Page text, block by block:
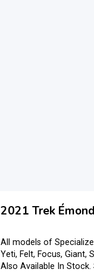
2021 Trek
All models of
Yeti, Felt, Focus, Giant,
Also Available In Stock.